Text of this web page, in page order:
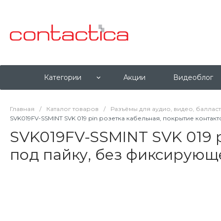
Категории Акции Видеоблог
Главная / Каталог товаров / Разъёмы для аудио, видео,
SVK019FV-SSMINT SVK 019 pin розетка кабельная, покрытие
SVK019FV-SSMINT SVK
под пайку, без